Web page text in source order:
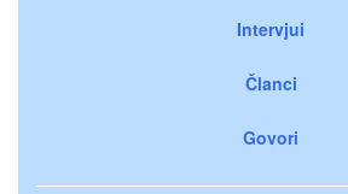
Intervjui
Članci
Govori